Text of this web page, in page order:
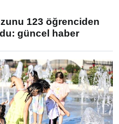
123 öğrenciden
güncel haber